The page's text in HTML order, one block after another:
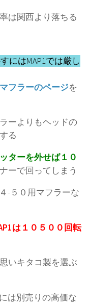
は関西より落ちる
にはMAP1では厳し
フラーのページを
ーよりもヘッドの
る
ターを外せば１０
ーで回ってしまう
-５０用マフラーな
は１０５００回転
いキタコ製を選ぶ
は別売りの高価な